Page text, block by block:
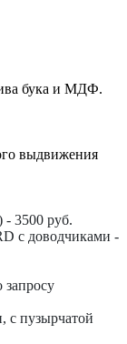
бука и МДФ.
выдвижения
- 3500 руб.
с доводчиками -
запросу
с пузырчатой